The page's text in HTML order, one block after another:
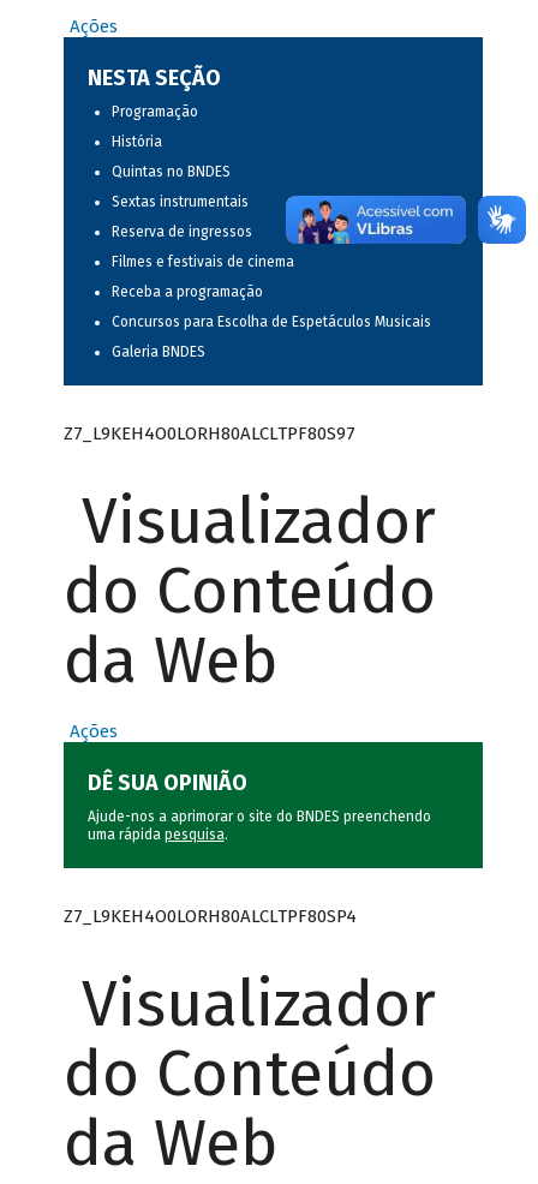
Ações
NESTA SEÇÃO
Programação
História
Quintas no BNDES
Sextas instrumentais
Reserva de ingressos
Filmes e festivais de cinema
Receba a programação
Concursos para Escolha de Espetáculos Musicais
Galeria BNDES
Z7_L9KEH4O0LORH80ALCLTPF80S97
Visualizador
do Conteúdo
da Web
Ações
DÊ SUA OPINIÃO
Ajude-nos a aprimorar o site do BNDES preenchendo
uma rápida pesquisa.
Z7_L9KEH4O0LORH80ALCLTPF80SP4
Visualizador
do Conteúdo
da Web